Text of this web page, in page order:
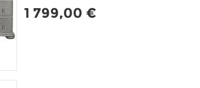
1 799,00 €